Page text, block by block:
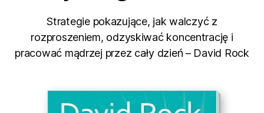
Strategie pokazujące, jak walczyć z
rozproszeniem, odzyskiwać koncentrację i
pracować mądrzej przez cały dzień – David Rock